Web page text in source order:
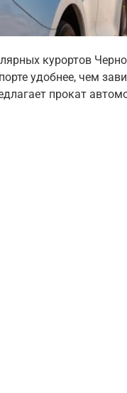
курортов
удобнее, чем
прокат